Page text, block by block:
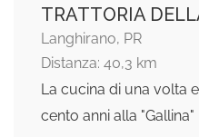
TRATTORIA
Langhirano, PR
Distanza: 40,3 km
La cucina di una volta
cento anni alla "Gallina"